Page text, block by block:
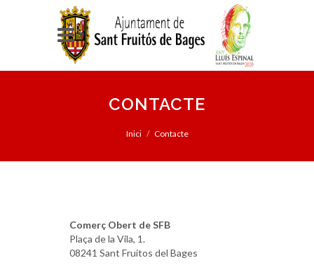
CONTACTE
Inici Contacte
Comerç Obert de SFB
Plaça de la Vila, 1.
08241 Sant Fruitos del Bages